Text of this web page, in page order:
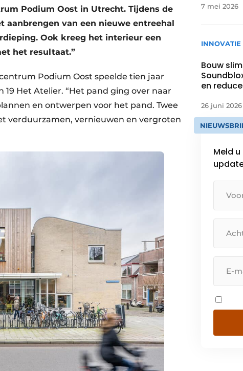
Podium Oost in Utrecht. Tijdens de
van een nieuwe entreehal
Ook kreeg het interieur een
het resultaat.”
Podium Oost speelde tien jaar
Het Atelier. “Het pand ging over naar
en ontwerpen voor het pand. Twee
verduurzamen, vernieuwen en vergroten
7 mei 2026
INNOVATIE
Bouw
en
26 juni 2026
Meld